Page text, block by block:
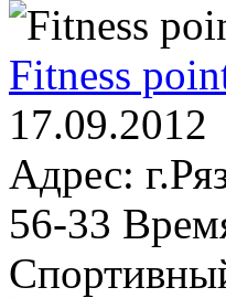
Fitness
17.09.2012
Адрес:
56-33